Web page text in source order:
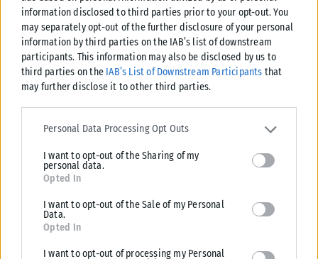
information disclosed to third parties prior to your opt-out. You
may separately opt-out of the further disclosure of your personal
information by third parties on the IAB’s list of downstream
participants. This information may also be disclosed by us to
third parties on the IAB’s List of Downstream Participants that
may further disclose it to other third parties.
Please note that this website/app uses one or more Google
services and may gather and store information including but not
deny consent to Google and its third-party tags to use your data
for below specified purposes in below Google consent section.
Personal Data Processing Opt Outs
I want to opt-out of the Sharing of my
personal data.
Opted In
I want to opt-out of the Sale of my Personal
Data.
Opted In
I want to opt-out of processing my Personal
ΠΟΛΙΤΙΚΉ
Χαρδαλιάς: Καμία ανεμογεννήτρια σε αναδασωτέες και
πυρόπληκτες περιοχές της Αττικής
εγκατάσταση ανεμογεννητριών και βιομηχανικών...
ΑΝΑΡΤΉΘΗΚΕ ΑΠΌ KARFITSANEWS 08/08/2026